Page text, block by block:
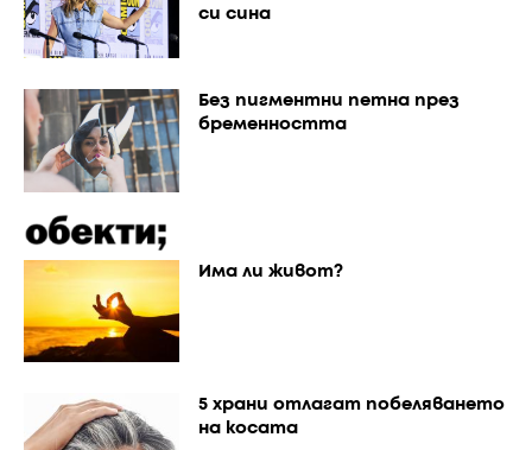
си сина
Без пигментни петна през
бременността
Има ли живот?
5 храни отлагат побеляването
на косата